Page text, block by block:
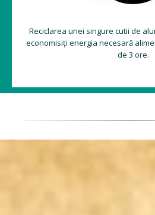
Reciclarea unei singure cutii de
economisiți energia necesară
de 3 ore.